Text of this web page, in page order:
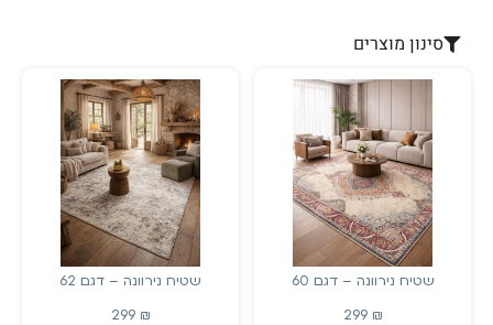
סינון מוצרים
שטיח נירוונה – דגם 60
299 ₪
שטיח נירוונה – דגם 62
299 ₪